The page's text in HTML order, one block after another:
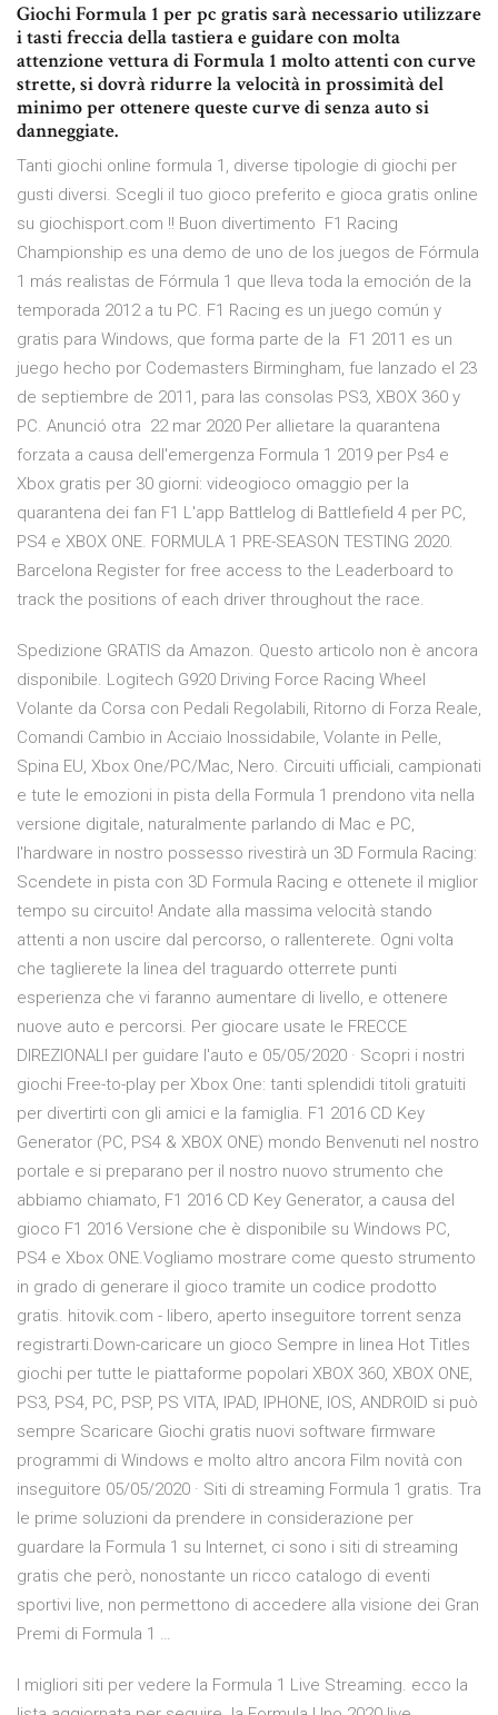
Giochi Formula 1 per pc gratis sarà necessario utilizzare
i tasti freccia della tastiera e guidare con molta
attenzione vettura di Formula 1 molto attenti con curve
strette, si dovrà ridurre la velocità in prossimità del
minimo per ottenere queste curve di senza auto si
danneggiate.
Tanti giochi online formula 1, diverse tipologie di giochi per
gusti diversi. Scegli il tuo gioco preferito e gioca gratis online
su giochisport.com !! Buon divertimento F1 Racing
Championship es una demo de uno de los juegos de Fórmula
1 más realistas de Fórmula 1 que lleva toda la emoción de la
temporada 2012 a tu PC. F1 Racing es un juego común y
gratis para Windows, que forma parte de la F1 2011 es un
juego hecho por Codemasters Birmingham, fue lanzado el 23
de septiembre de 2011, para las consolas PS3, XBOX 360 y
PC. Anunció otra 22 mar 2020 Per allietare la quarantena
forzata a causa dell'emergenza Formula 1 2019 per Ps4 e
Xbox gratis per 30 giorni: videogioco omaggio per la
quarantena dei fan F1 L'app Battlelog di Battlefield 4 per PC,
PS4 e XBOX ONE. FORMULA 1 PRE-SEASON TESTING 2020.
Barcelona Register for free access to the Leaderboard to
track the positions of each driver throughout the race.
Spedizione GRATIS da Amazon. Questo articolo non è ancora
disponibile. Logitech G920 Driving Force Racing Wheel
Volante da Corsa con Pedali Regolabili, Ritorno di Forza Reale,
‎Comandi Cambio in Acciaio Inossidabile, Volante in Pelle,
Spina EU, Xbox One/PC/Mac, Nero. Circuiti ufficiali, campionati
e tute le emozioni in pista della Formula 1 prendono vita nella
versione digitale, naturalmente parlando di Mac e PC,
l'hardware in nostro possesso rivestirà un 3D Formula Racing:
Scendete in pista con 3D Formula Racing e ottenete il miglior
tempo su circuito! Andate alla massima velocità stando
attenti a non uscire dal percorso, o rallenterete. Ogni volta
che taglierete la linea del traguardo otterrete punti
esperienza che vi faranno aumentare di livello, e ottenere
nuove auto e percorsi. Per giocare usate le FRECCE
DIREZIONALI per guidare l'auto e 05/05/2020 · Scopri i nostri
giochi Free-to-play per Xbox One: tanti splendidi titoli gratuiti
per divertirti con gli amici e la famiglia. F1 2016 CD Key
Generator (PC, PS4 & XBOX ONE) mondo Benvenuti nel nostro
portale e si preparano per il nostro nuovo strumento che
abbiamo chiamato, F1 2016 CD Key Generator, a causa del
gioco F1 2016 Versione che è disponibile su Windows PC,
PS4 e Xbox ONE.Vogliamo mostrare come questo strumento
in grado di generare il gioco tramite un codice prodotto
gratis. hitovik.com - libero, aperto inseguitore torrent senza
registrarti.Down-caricare un gioco Sempre in linea Hot Titles
giochi per tutte le piattaforme popolari XBOX 360, XBOX ONE,
PS3, PS4, PC, PSP, PS VITA, IPAD, IPHONE, IOS, ANDROID si può
sempre Scaricare Giochi gratis nuovi software firmware
programmi di Windows e molto altro ancora Film novità con
inseguitore 05/05/2020 · Siti di streaming Formula 1 gratis. Tra
le prime soluzioni da prendere in considerazione per
guardare la Formula 1 su Internet, ci sono i siti di streaming
gratis che però, nonostante un ricco catalogo di eventi
sportivi live, non permettono di accedere alla visione dei Gran
Premi di Formula 1 …
I migliori siti per vedere la Formula 1 Live Streaming. ecco la